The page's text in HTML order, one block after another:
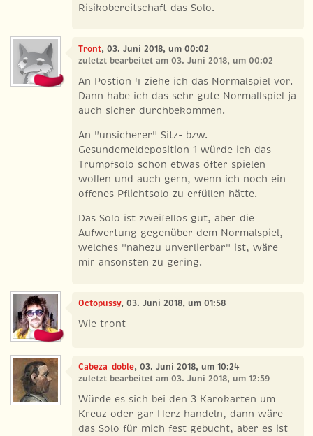
Risikobereitschaft das Solo.
Tront, 03. Juni 2018, um 00:02
zuletzt bearbeitet am 03. Juni 2018, um 00:02
An Postion 4 ziehe ich das Normalspiel vor.
Dann habe ich das sehr gute Normallspiel ja
auch sicher durchbekommen.
An "unsicherer" Sitz- bzw.
Gesundemeldeposition 1 würde ich das
Trumpfsolo schon etwas öfter spielen
wollen und auch gern, wenn ich noch ein
offenes Pflichtsolo zu erfüllen hätte.
Das Solo ist zweifellos gut, aber die
Aufwertung gegenüber dem Normalspiel,
welches "nahezu unverlierbar" ist, wäre
mir ansonsten zu gering.
Octopussy, 03. Juni 2018, um 01:58
Wie tront
Cabeza_doble, 03. Juni 2018, um 10:24
zuletzt bearbeitet am 03. Juni 2018, um 12:59
Würde es sich bei den 3 Karokarten um
Kreuz oder gar Herz handeln, dann wäre
das Solo für mich fest gebucht, aber es ist